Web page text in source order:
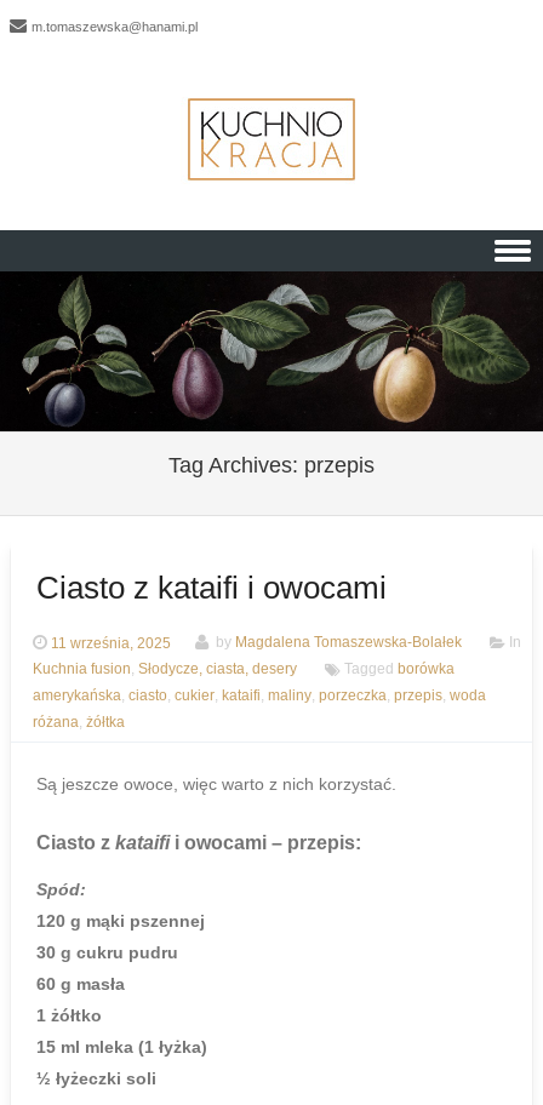
m.tomaszewska@hanami.pl
Skip to content
Tag Archives: przepis
Ciasto z kataifi i owocami
11 września, 2025 by Magdalena Tomaszewska-Bolałek
In
Kuchnia fusion, Słodycze, ciasta, desery Tagged borówka
amerykańska, ciasto, cukier, kataifi, maliny, porzeczka, przepis, woda
różana, żółtka
Są jeszcze owoce, więc warto z nich korzystać.
Ciasto z kataifii owocami – przepis:
Spód:
120 g mąki pszennej
30 g cukru pudru
60 g masła
1 żółtko
15 ml mleka (1 łyżka)
½ łyżeczki soli